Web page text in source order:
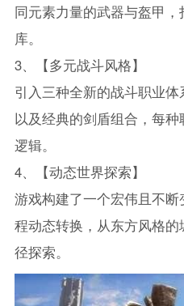
同元素力量的武器与盔甲
库。
3、【多元战斗风格】
引入三种全新的战斗职业
以及经典的剑盾组合，每
逻辑。
4、【动态世界探索】
游戏构建了一个宏伟且不
程动态转换，从东方风格
径探索。